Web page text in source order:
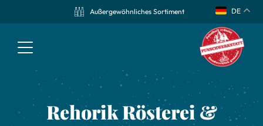
Außergewöhnliches Sortiment DE
Rehorik Rösterei &